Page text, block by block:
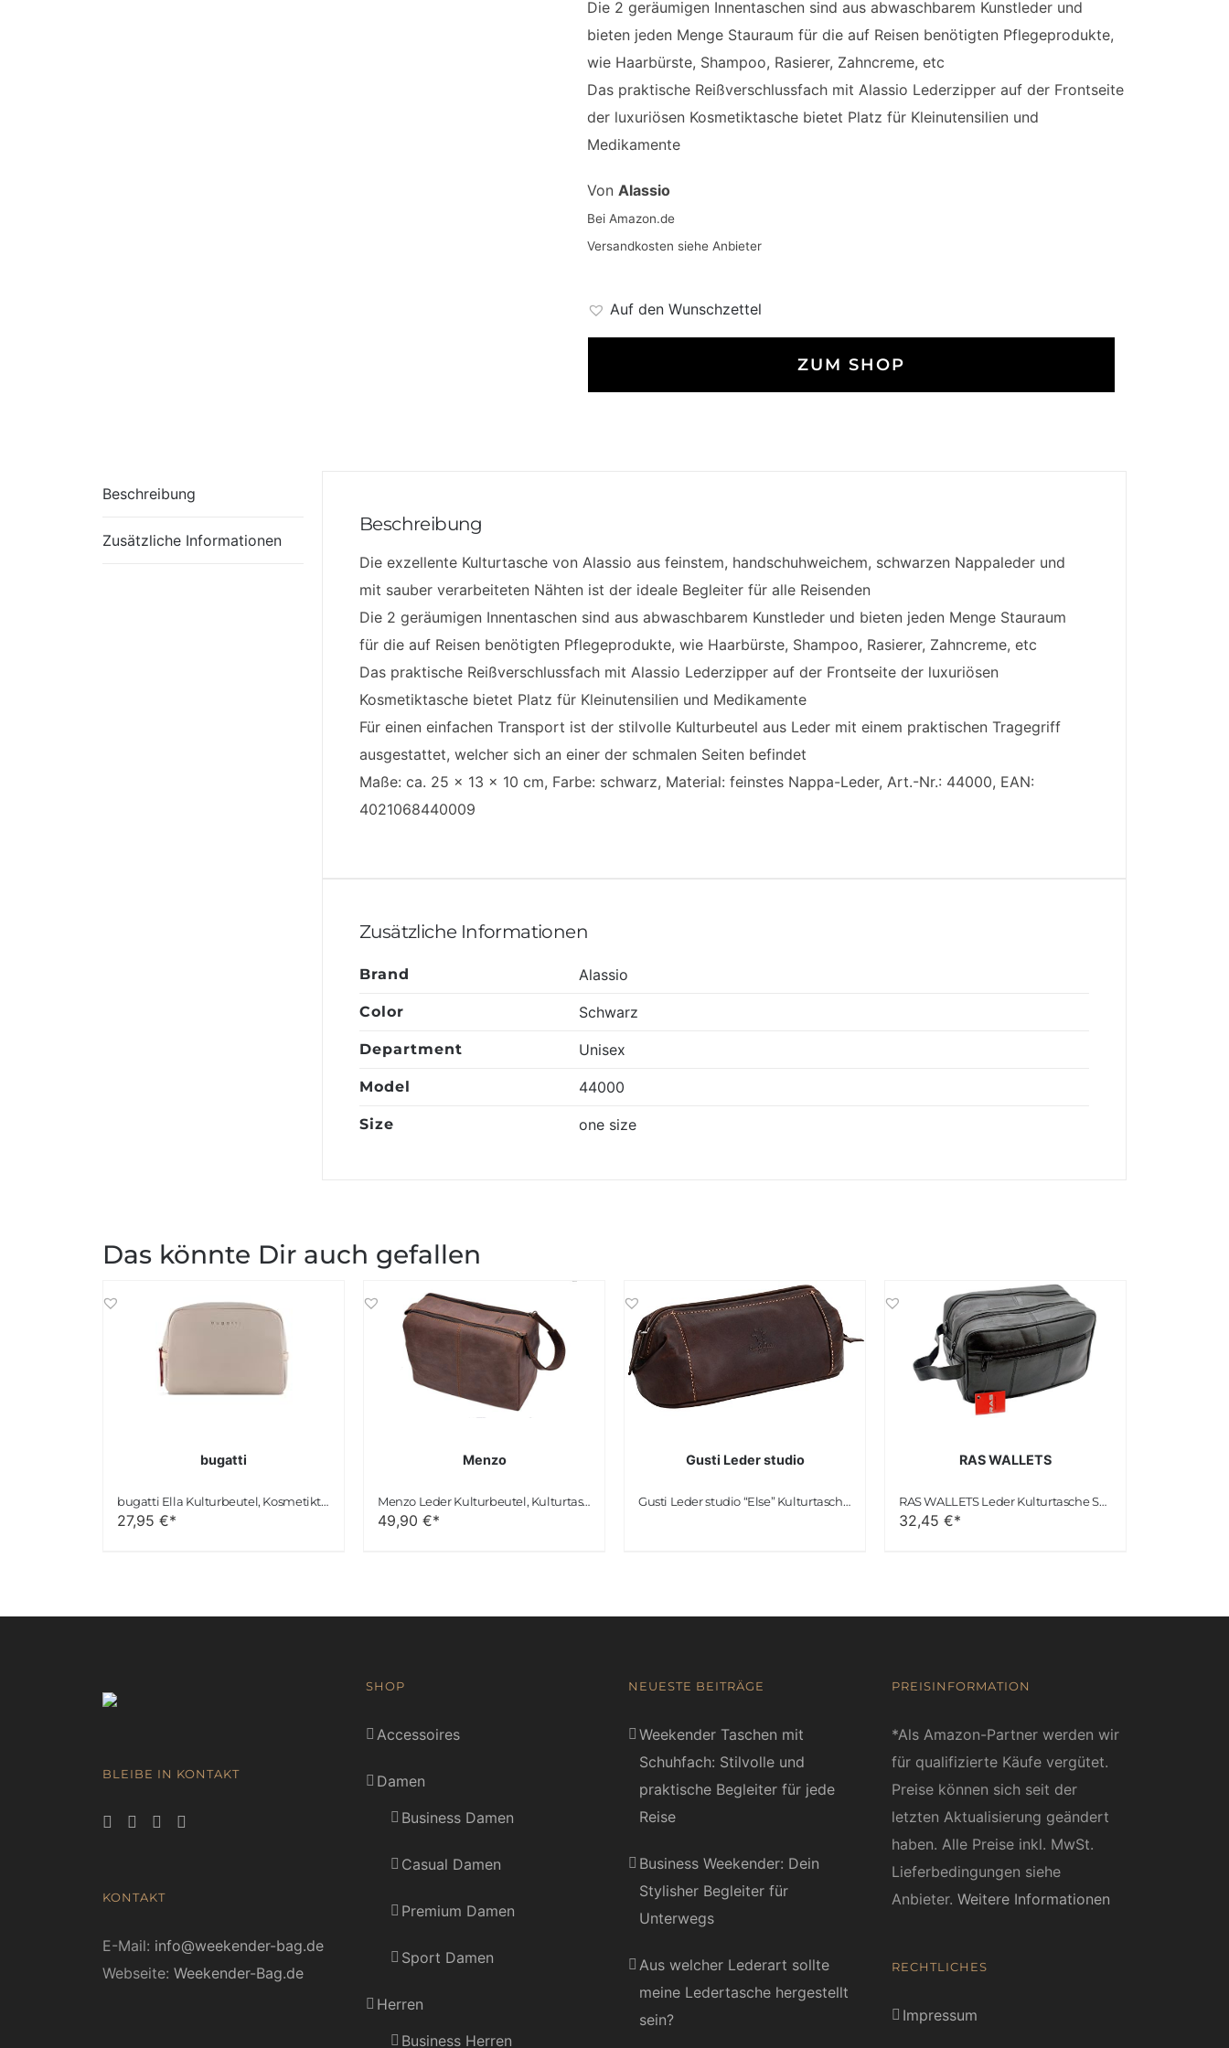
Die 2 geräumigen Innentaschen sind aus abwaschbarem Kunstleder und
bieten jeden Menge Stauraum für die auf Reisen benötigten Pflegeprodukte,
wie Haarbürste, Shampoo, Rasierer, Zahncreme, etc
Das praktische Reißverschlussfach mit Alassio Lederzipper auf der Frontseite
der luxuriösen Kosmetiktasche bietet Platz für Kleinutensilien und
Medikamente
Von Alassio
Bei Amazon.de
Versandkosten siehe Anbieter
Auf den Wunschzettel
ZUM SHOP
Beschreibung
Zusätzliche Informationen
Beschreibung
Die exzellente Kulturtasche von Alassio aus feinstem, handschuhweichem, schwarzen Nappaleder und
mit sauber verarbeiteten Nähten ist der ideale Begleiter für alle Reisenden
Die 2 geräumigen Innentaschen sind aus abwaschbarem Kunstleder und bieten jeden Menge Stauraum
für die auf Reisen benötigten Pflegeprodukte, wie Haarbürste, Shampoo, Rasierer, Zahncreme, etc
Das praktische Reißverschlussfach mit Alassio Lederzipper auf der Frontseite der luxuriösen
Kosmetiktasche bietet Platz für Kleinutensilien und Medikamente
Für einen einfachen Transport ist der stilvolle Kulturbeutel aus Leder mit einem praktischen Tragegriff
ausgestattet, welcher sich an einer der schmalen Seiten befindet
Maße: ca. 25 x 13 x 10 cm, Farbe: schwarz, Material: feinstes Nappa-Leder, Art.-Nr.: 44000, EAN:
4021068440009
Zusätzliche Informationen
Brand Alassio
Color Schwarz
Department Unisex
Model 44000
Size one size
Das könnte Dir auch gefallen
bugatti
bugatti Ella Kulturbeutel, Kosmetiktasche, Toiletry Bag, Waschtasche, Waschbeutel, Toilettentasche
27,95 €*
Menzo
Menzo Leder Kulturbeutel, Kulturtasche, Toilettentasche für die Reise, Herren und Damen
49,90 €*
Gusti Leder studio
Gusti Leder studio “Else” Kulturtasche Dunkelbraun
RAS WALLETS
RAS WALLETS Leder Kulturtasche Schwarz
32,45 €*
BLEIBE IN KONTAKT
KONTAKT
E-Mail: info@weekender-bag.de
Webseite: Weekender-Bag.de
SHOP
Accessoires
Damen
Business Damen
Casual Damen
Premium Damen
Sport Damen
Herren
Business Herren
NEUESTE BEITRÄGE
Weekender Taschen mit
Schuhfach: Stilvolle und
praktische Begleiter für jede
Reise
Business Weekender: Dein
Stylisher Begleiter für
Unterwegs
Aus welcher Lederart sollte
meine Ledertasche hergestellt
sein?
PREISINFORMATION
*Als Amazon-Partner werden wir
für qualifizierte Käufe vergütet.
Preise können sich seit der
letzten Aktualisierung geändert
haben. Alle Preise inkl. MwSt.
Lieferbedingungen siehe
Anbieter. Weitere Informationen
RECHTLICHES
Impressum